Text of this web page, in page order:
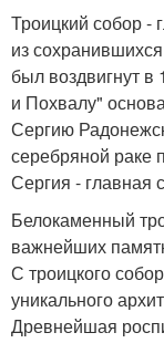
Троицкий собор
из
был воздвигнут
и Похвалу"
Сергию
серебряной раке
Сергия - главная
Белокаменный
важнейших
С троицкого
уникального
Древнейшая